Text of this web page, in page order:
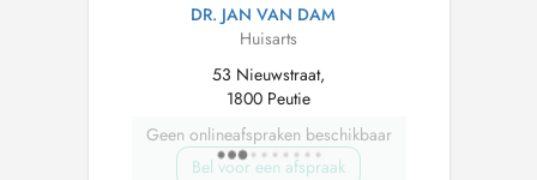
DR. JAN VAN DAM
Huisarts
53 Nieuwstraat,
1800 Peutie
Geen onlineafspraken beschikbaar
Bel voor een afspraak